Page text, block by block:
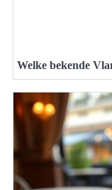
Welke bekende